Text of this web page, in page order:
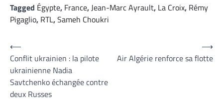
Tagged Égypte, France,Jean-Marc Ayrault, La Croix, Rémy
Pigaglio, RTL,Sameh Choukri
Navigation
de
l’article
⟵
Conflit ukrainien : la pilote
ukrainienne Nadia
Savtchenko échangée contre
deux Russes
Air Algérie renforce sa flotte
⟶